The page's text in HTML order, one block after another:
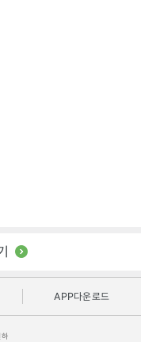
APP다운로드
하